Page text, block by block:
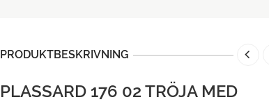
PRODUKTBESKRIVNING
PLASSARD 176 02 TRÖJA MED